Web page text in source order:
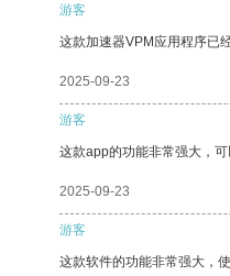
游客
这款加速器VPM应用程序已
2025-09-23
游客
这款app的功能非常强大，
2025-09-23
游客
这款软件的功能非常强大，